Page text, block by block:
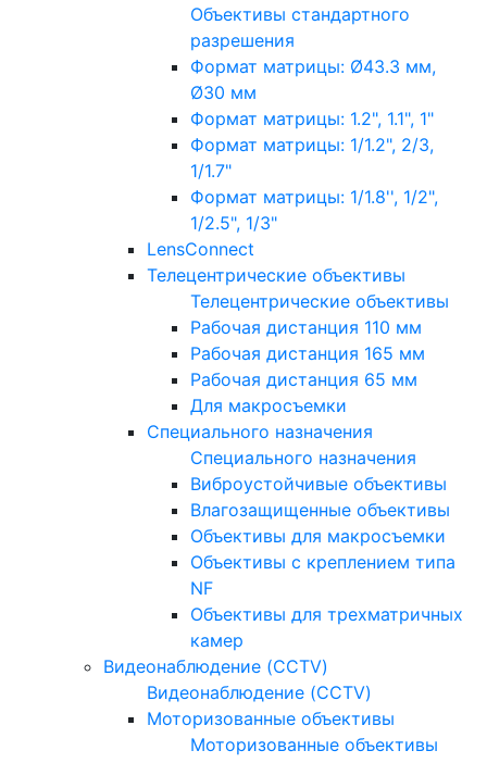
Объективы стандартного
разрешения
Формат матрицы: Ø43.3 мм,
Ø30 мм
Формат матрицы: 1.2", 1.1", 1"
Формат матрицы: 1/1.2", 2/3,
1/1.7"
Формат матрицы: 1/1.8'', 1/2",
1/2.5", 1/3"
LensConnect
Телецентрические объективы
Телецентрические объективы
Рабочая дистанция 110 мм
Рабочая дистанция 165 мм
Рабочая дистанция 65 мм
Для макросъемки
Специального назначения
Специального назначения
Виброустойчивые объективы
Влагозащищенные объективы
Объективы для макросъемки
Объективы с креплением типа
NF
Объективы для трехматричных
камер
Видеонаблюдение (CCTV)
Видеонаблюдение (CCTV)
Моторизованные объективы
Моторизованные объективы